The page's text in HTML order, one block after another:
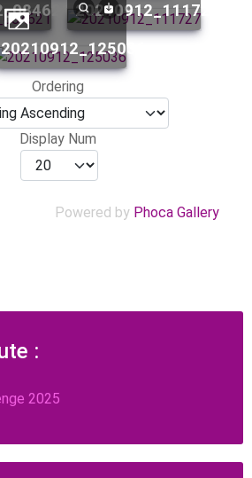
20210912_111727
20210912_125036
Ordering
Display Num
Powered by Phoca Gallery
:
2025